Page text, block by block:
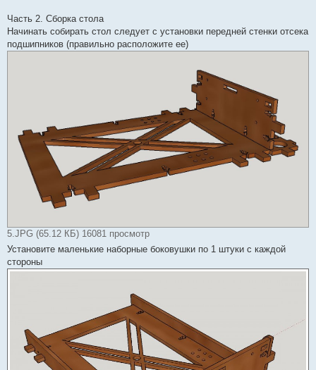
Часть 2. Сборка стола
Начинать собирать стол следует с установки передней стенки отсека
подшипников (правильно расположите ее)
5.JPG (65.12 КБ) 16081 просмотр
Установите маленькие наборные боковушки по 1 штуки с каждой
стороны